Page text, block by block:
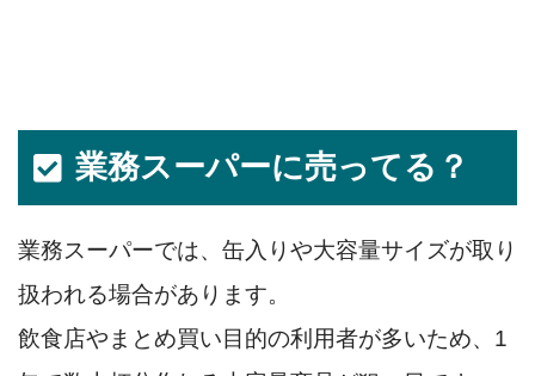
業務スーパーに売ってる？
業務スーパーでは、缶入りや大容量サイズが取り
扱われる場合があります。
飲食店やまとめ買い目的の利用者が多いため、1